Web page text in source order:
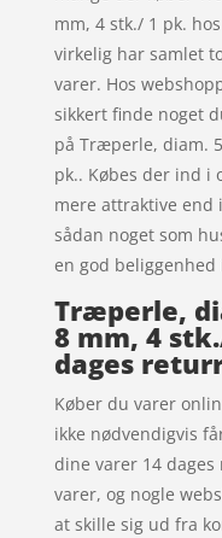
mm, 4 stk./ 1 pk.
virkelig har samlet
varer. Hos
sikkert finde noget
på Træperle, diam.
pk.. Købes der ind i
mere attraktive end
sådan noget som
en god beliggenhed
Træperle,
8 mm, 4
dages
Køber du varer
ikke nødvendigvis
dine varer 14
varer, og nogle
at skille sig ud fra